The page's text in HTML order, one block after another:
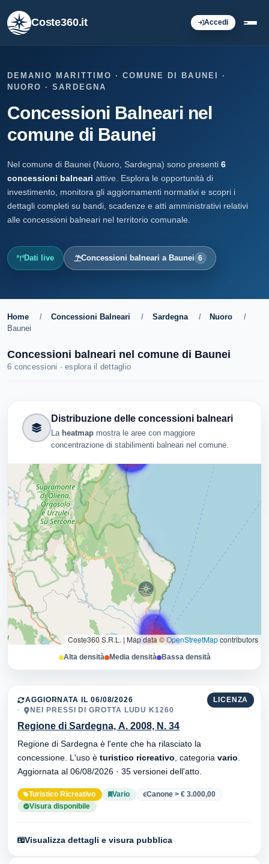
Coste360.it Accedi
DEMANIO MARITTIMO · COMUNE DI BAUNEI ·
NUORO · SARDEGNA
Concessioni Balneari nel
comune di Baunei
Nel comune di Baunei (Nuoro, Sardegna) sono presenti 6
concessioni balneari attive. Esplora le opportunità di
investimento, monitora gli aggiornamenti normativi e scopri i
dettagli completi su bandi, scadenze e atti amministrativi relativi
alle concessioni balneari nel territorio comunale.
Dati live Concessioni balneari a Baunei 6
Home / Concessioni Balneari / Sardegna / Nuoro
/
Baunei
Concessioni balneari nel comune di Baunei
6 concessioni · esplora il dettaglio
Distribuzione delle concessioni balneari
La heatmap mostra le aree con maggiore
concentrazione di stabilimenti balneari nel comune.
Coste360 S.R.L. | Map data ©OpenStreetMapcontributors
Alta densità Media densità Bassa densità
LICENZA
AGGIORNATA IL 06/08/2026
NEI PRESSI DI GROTTA LUDU K1260
Regione di Sardegna, A. 2008, N. 34
Regione di Sardegna è l'ente che ha rilasciato la
concessione. L'uso è turistico ricreativo , categoria vario
Aggiornata al 06/08/2026 · 35 versionei dell'atto.
Turistico Ricreativo Vario
Canone > € 3.000,00
Visura disponibile
Visualizza dettagli e visura pubblica